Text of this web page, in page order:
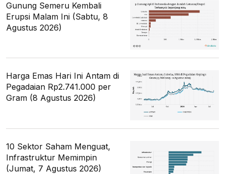
Gunung Semeru Kembali
Erupsi Malam Ini (Sabtu, 8
Agustus 2026)
Harga Emas Hari Ini Antam di
Pegadaian Rp2.741.000 per
Gram (8 Agustus 2026)
10 Sektor Saham Menguat,
Infrastruktur Memimpin
(Jumat, 7 Agustus 2026)